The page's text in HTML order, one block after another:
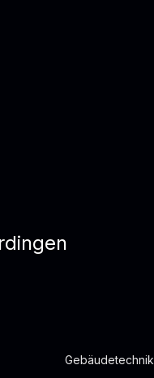
Gebäudetechnik